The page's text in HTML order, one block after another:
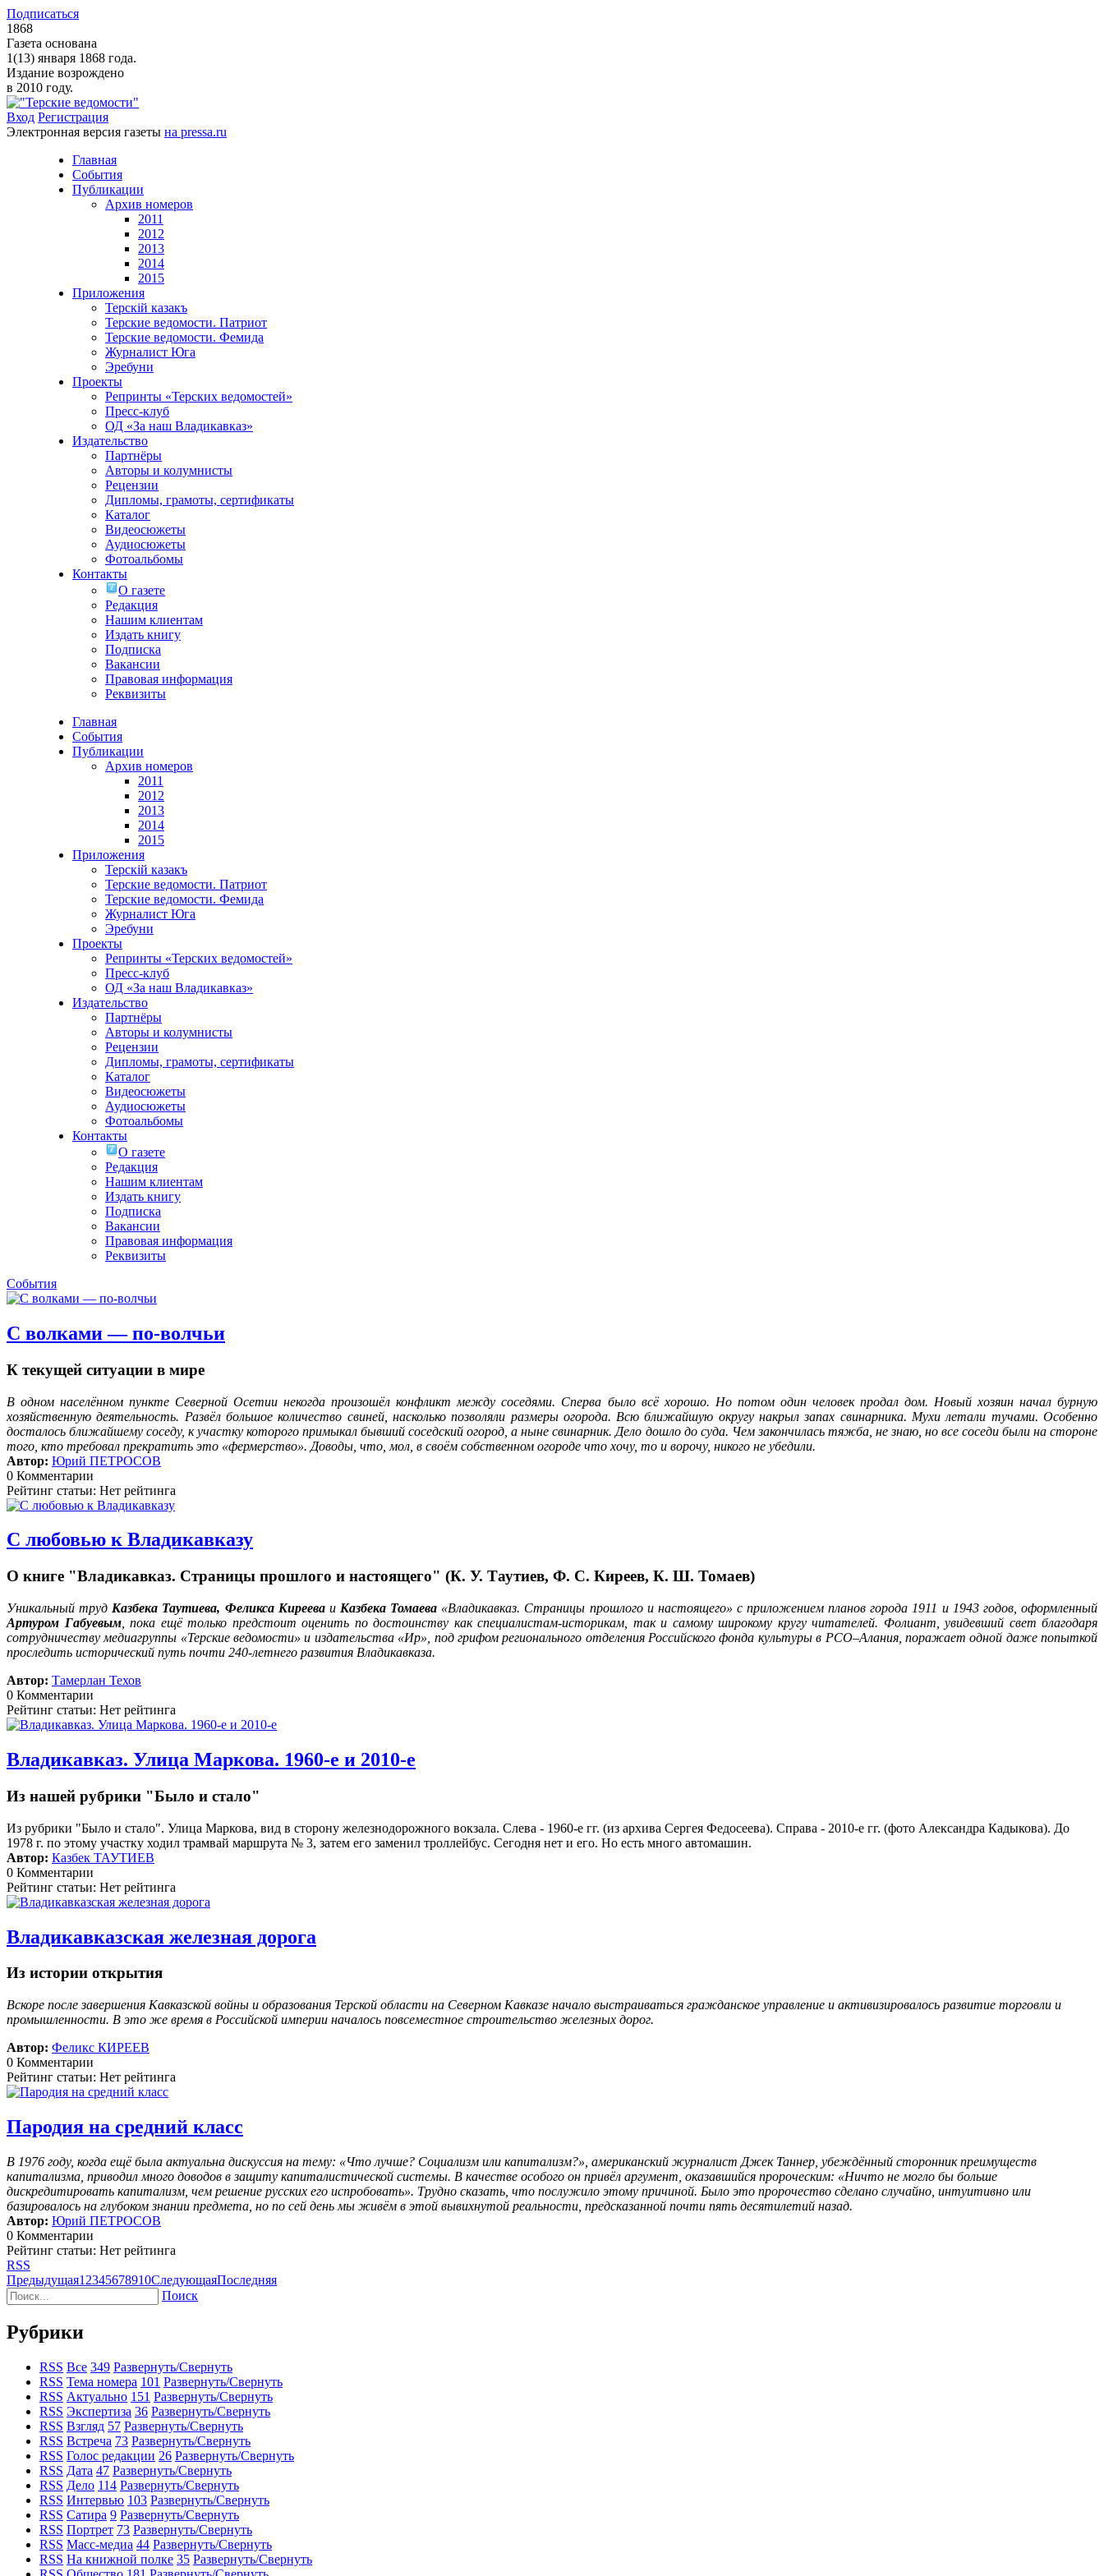
Подписаться
1868
Газета основана
1(13) января 1868 года.
Издание возрождено
в 2010 году.
Вход Регистрация
Электронная версия газеты на pressa.ru
Главная
События
Публикации
Архив номеров
2011
2012
2013
2014
2015
Приложения
Терскiй казакъ
Терские ведомости. Патриот
Терские ведомости. Фемида
Журналист Юга
Эребуни
Проекты
Репринты «Терских ведомостей»
Пресс-клуб
ОД «За наш Владикавказ»
Издательство
Партнёры
Авторы и колумнисты
Рецензии
Дипломы, грамоты, сертификаты
Каталог
Видеосюжеты
Аудиосюжеты
Фотоальбомы
Контакты
О газете
Редакция
Нашим клиентам
Издать книгу
Подписка
Вакансии
Правовая информация
Реквизиты
Главная
События
Публикации
Архив номеров
2011
2012
2013
2014
2015
Приложения
Терскiй казакъ
Терские ведомости. Патриот
Терские ведомости. Фемида
Журналист Юга
Эребуни
Проекты
Репринты «Терских ведомостей»
Пресс-клуб
ОД «За наш Владикавказ»
Издательство
Партнёры
Авторы и колумнисты
Рецензии
Дипломы, грамоты, сертификаты
Каталог
Видеосюжеты
Аудиосюжеты
Фотоальбомы
Контакты
О газете
Редакция
Нашим клиентам
Издать книгу
Подписка
Вакансии
Правовая информация
Реквизиты
События
С волками — по-волчьи
К текущей ситуации в мире
В одном населённом пункте Северной Осетии некогда произошёл конфликт между соседями. Сперва было всё хорошо. Но потом один человек продал дом. Новый хозяин начал бурную
хозяйственную деятельность. Развёл большое количество свиней, насколько позволяли размеры огорода. Всю ближайшую округу накрыл запах свинарника. Мухи летали тучами. Особенно
досталось ближайшему соседу, к участку которого примыкал бывший соседский огород, а ныне свинарник. Дело дошло до суда. Чем закончилась тяжба, не знаю, но все соседи были на стороне
того, кто требовал прекратить это «фермерство». Доводы, что, мол, в своём собственном огороде что хочу, то и ворочу, никого не убедили.
Автор: Юрий ПЕТРОСОВ
0 Комментарии
Рейтинг статьи: Нет рейтинга
С любовью к Владикавказу
О книге "Владикавказ. Страницы прошлого и настоящего" (К. У. Таутиев, Ф. С. Киреев, К. Ш. Томаев)
Уникальный труд Казбека Таутиева, Феликса Кирееваи Казбека Томаева «Владикавказ. Страницы прошлого и настоящего» с приложением планов города 1911 и 1943 годов, оформленный
Артуром Габуевым, пока ещё только предстоит оценить по достоинству как специалистам-историкам, так и самому широкому кругу читателей. Фолиант, увидевший свет благодаря
сотрудничеству медиагруппы «Терские ведомости» и издательства «Ир», под грифом регионального отделения Российского фонда культуры в РСО–Алания, поражает одной даже попыткой
проследить исторический путь почти 240-летнего развития Владикавказа.
Автор: Тамерлан Техов
0 Комментарии
Рейтинг статьи: Нет рейтинга
Владикавказ. Улица Маркова. 1960-е и 2010-е
Из нашей рубрики "Было и стало"
Из рубрики "Было и стало". Улица Маркова, вид в сторону железнодорожного вокзала. Слева - 1960-е гг. (из архива Сергея Федосеева). Справа - 2010-е гг. (фото Александра Кадыкова). До
1978 г. по этому участку ходил трамвай маршрута № 3, затем его заменил троллейбус. Сегодня нет и его. Но есть много автомашин.
Автор: Казбек ТАУТИЕВ
0 Комментарии
Рейтинг статьи: Нет рейтинга
Владикавказская железная дорога
Из истории открытия
Вскоре после завершения Кавказской войны и образования Терской области на Северном Кавказе начало выстраиваться гражданское управление и активизировалось развитие торговли и
промышленности. В это же время в Российской империи началось повсеместное строительство железных дорог.
Автор: Феликс КИРЕЕВ
0 Комментарии
Рейтинг статьи: Нет рейтинга
Пародия на средний класс
В 1976 году, когда ещё была актуальна дискуссия на тему: «Что лучше? Социализм или капитализм?», американский журналист Джек Таннер, убеждённый сторонник преимуществ
капитализма, приводил много доводов в защиту капиталистической системы. В качестве особого он привёл аргумент, оказавшийся пророческим: «Ничто не могло бы больше
дискредитировать капитализм, чем решение русских его испробовать». Трудно сказать, что послужило этому причиной. Было это пророчество сделано случайно, интуитивно или
базировалось на глубоком знании предмета, но по сей день мы живём в этой вывихнутой реальности, предсказанной почти пять десятилетий назад.
Автор: Юрий ПЕТРОСОВ
0 Комментарии
Рейтинг статьи: Нет рейтинга
RSS
Предыдущая1 2345678910СледующаяПоследняя
Поиск
Рубрики
RSS Все 349 Развернуть/Свернуть
RSS Тема номера 101 Развернуть/Свернуть
RSS Актуально 151 Развернуть/Свернуть
RSS Экспертиза 36 Развернуть/Свернуть
RSS Взгляд 57 Развернуть/Свернуть
RSS Встреча 73 Развернуть/Свернуть
RSS Голос редакции 26 Развернуть/Свернуть
RSS Дата 47 Развернуть/Свернуть
RSS Дело 114 Развернуть/Свернуть
RSS Интервью 103 Развернуть/Свернуть
RSS Сатира 9 Развернуть/Свернуть
RSS Портрет 73 Развернуть/Свернуть
RSS Масс-медиа 44 Развернуть/Свернуть
RSS На книжной полке 35 Развернуть/Свернуть